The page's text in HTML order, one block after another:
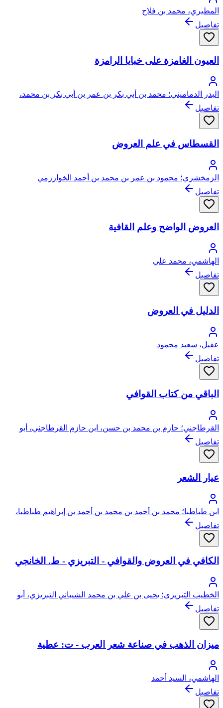
المطيري، محمد بن فلاح
تفاصيل
العيون الغامزة على خبايا الرامزة
البدر الدماميني؛ محمد بن أبي بكر بن عمر بن أبي بكر بن محمد،
المخزومي القرشي، بدر الدين المعروف بابن الدماميني
تفاصيل
القسطاس في علم العروض
الزمخشري؛ محمود بن عمر بن محمد بن أحمد الخوارزمي
الزمخشري، جار الله، أبو القاسم
تفاصيل
العروض الواضح وعلم القافية
الهاشمي، محمد علي
تفاصيل
الدليل في العروض
عقيل، سعيد محمود
تفاصيل
الباقي من كتاب القوافي
القرطاجني؛ حازم بن محمد بن حسن، ابن حازم القرطاجني، أبو
الحسن
تفاصيل
عيار الشعر
ابن طباطبا؛ محمد بن أحمد بن محمد بن أحمد بن إبراهيم طباطبا،
الحسني العلوي، أبو الحسن
تفاصيل
الكافي في العروض والقوافي - التبريزي - ط. الخانجي
الخطيب التبريزي؛ يحيى بن علي بن محمد الشيباني التبريزي، أبو
زكريا
تفاصيل
ميزان الذهب في صناعة شعر العرب - ت: عطية
الهاشمي، السيد أحمد
تفاصيل